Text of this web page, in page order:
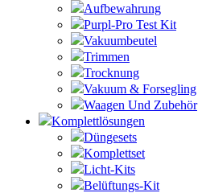
Aufbewahrung
Purpl-Pro Test Kit
Vakuumbeutel
Trimmen
Trocknung
Vakuum & Forsegling
Waagen Und Zubehör
Komplettlösungen
Düngesets
Komplettset
Licht-Kits
Belüftungs-Kit